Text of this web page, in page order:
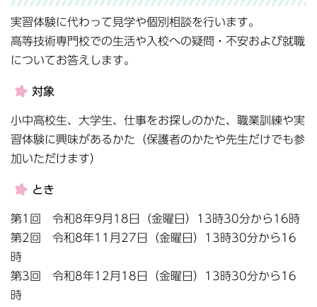
実習体験に代わって見学や個別相談を行います。
高等技術専門校での生活や入校への疑問・不安および就職
についてお答えします。
対象
小中高校生、大学生、仕事をお探しのかた、職業訓練や実
習体験に興味があるかた（保護者のかたや先生だけでも参
加いただけます）
とき
第1回 令和8年9月18日（金曜日）13時30分から16時
第2回 令和8年11月27日（金曜日）13時30分から16
時
第3回 令和8年12月18日（金曜日）13時30分から16
時